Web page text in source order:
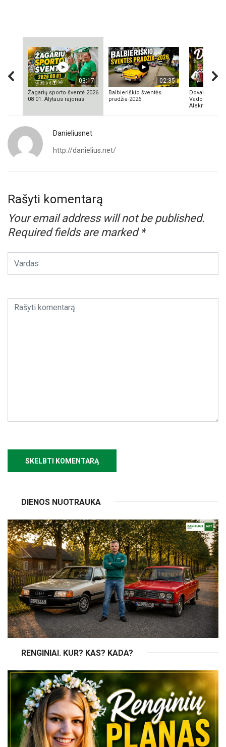
03:17
Žagarių sporto šventė 2026
08 01. Alytaus rajonas
02:35
Balbieriškio šventės
pradžia-2026
Dovainonių
Vadovas
Aleknavičius
Danieliusnet
http://danielius.net/
Rašyti komentarą
Your email address will not be published.
Required fields are marked *
DIENOS NUOTRAUKA
RENGINIAI. KUR? KAS? KADA?